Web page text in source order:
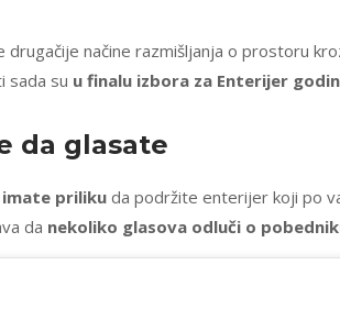
drugačije načine razmišljanja o prostoru
sada su u finalu izbora za Enterijer
da glasate
imate priliku da podržite enterijer koji po
da nekoliko glasova odluči o